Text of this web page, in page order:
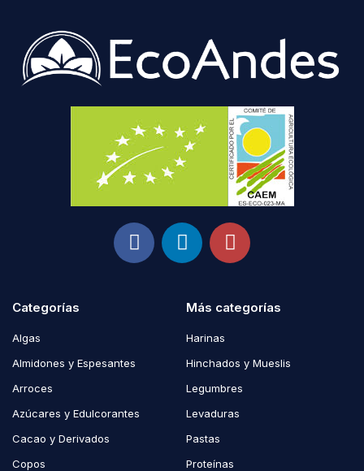
Categorías
Algas
Almidones y Espesantes
Arroces
Azúcares y Edulcorantes
Cacao y Derivados
Copos
Más categorías
Harinas
Hinchados y Mueslis
Legumbres
Levaduras
Pastas
Proteínas